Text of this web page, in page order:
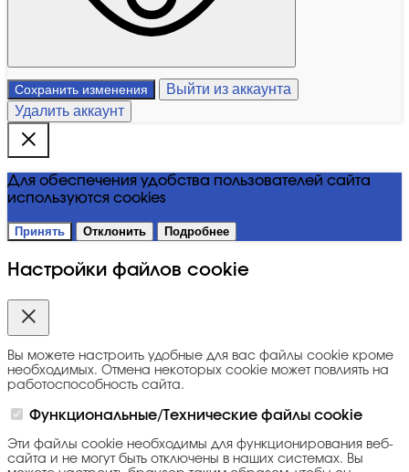
Сохранить изменения
Выйти из аккаунта
Удалить аккаунт
Для обеспечения удобства пользователей сайта
используются cookies
Принять Отклонить Подробнее
Настройки файлов cookie
Вы можете настроить удобные для вас файлы cookie кроме
необходимых. Отмена некоторых cookie может повлиять на
работоспособность сайта.
Функциональные/Технические файлы cookie
Эти файлы cookie необходимы для функционирования веб-
сайта и не могут быть отключены в наших системах. Вы